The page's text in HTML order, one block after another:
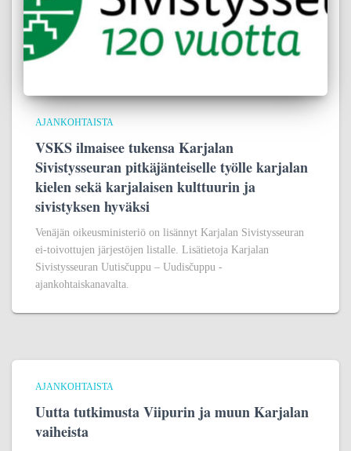
AJANKOHTAISTA
VSKS ilmaisee tukensa Karjalan
Sivistysseuran pitkäjänteiselle työlle karjalan
kielen sekä karjalaisen kulttuurin ja
sivistyksen hyväksi
Venäjän oikeusministeriö on lisännyt Karjalan Sivistysseuran
ei-toivottujen järjestöjen listalle. Lisätietoja Karjalan
Sivistysseuran Uutisčuppu – Uudisčuppu -
ajankohtaiskanavalta.
AJANKOHTAISTA
Uutta tutkimusta Viipurin ja muun Karjalan
vaiheista